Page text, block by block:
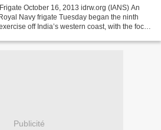
October 16, 2013 idrw.org (IANS) An
Navy frigate Tuesday began the ninth
off India’s western coast, with the focus
Publicité